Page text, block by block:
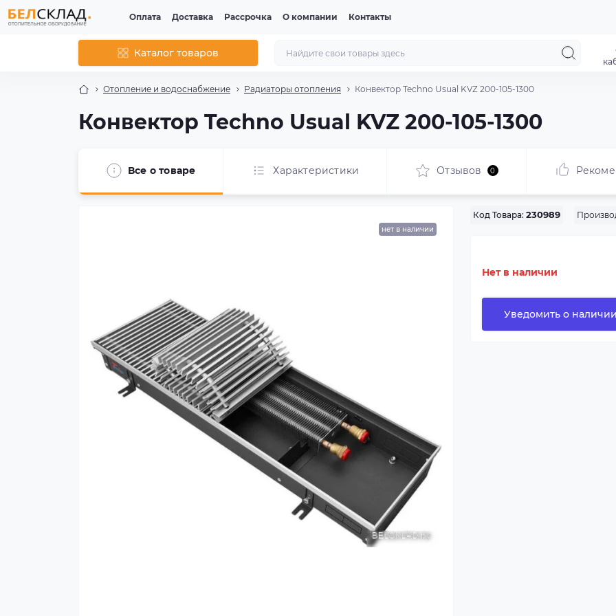
Оплата Доставка Рассрочка О компании Контакты
Каталог товаров
Отопление и водоснабжение Радиаторы отопления Конвектор Techno Usual KVZ 200-105-1300
Конвектор Techno Usual KVZ 200-105-1300
Все о товаре Характеристики Отзывов 0
нет в наличии
Код Товара: 230989
Нет в наличии
Уведомить о